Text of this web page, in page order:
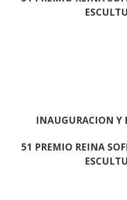
INAUGURACION Y
51 PREMIO REINA